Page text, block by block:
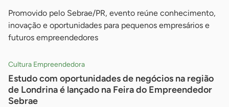
Promovido pelo Sebrae/PR, evento reúne conhecimento,
inovação e oportunidades para pequenos empresários e
futuros empreendedores
Cultura Empreendedora
Estudo com oportunidades de negócios na região
de Londrina é lançado na Feira do Empreendedor
Sebrae